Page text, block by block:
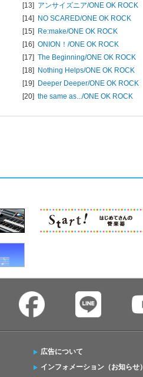
[13] アンサイズニア/ONE OK ROCK
[14] NO SCARED/ONE OK ROCK
[15] Re:make/ONE OK ROCK
[16] ONION！/ONE OK ROCK
[17] The Beginning/ONE OK ROCK
[18] Nothing Helps/ONE OK ROCK
[19] Deeper Deeper/ONE OK ROCK
[20] the same as.../ONE OK ROCK
広告について
インフォメーション（お知らせ）